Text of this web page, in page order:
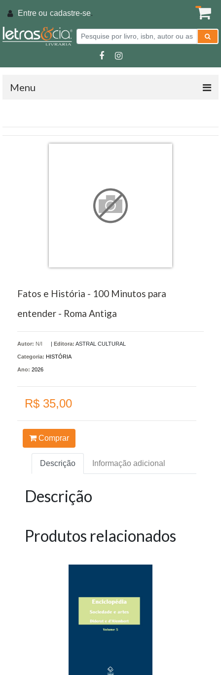
Entre ou cadastre-se.
Menu
Fatos e História - 100 Minutos para
entender - Roma Antiga
Autor: N/I |Editora: ASTRAL CULTURAL
Categoria: HISTÓRIA
Ano: 2026
R$ 35,00
Comprar
Descrição Informação adicional
Descrição
Produtos relacionados